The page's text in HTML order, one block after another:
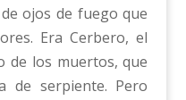
ojos de fuego que
Era Cerbero, el
de los muertos, que
de serpiente. Pero